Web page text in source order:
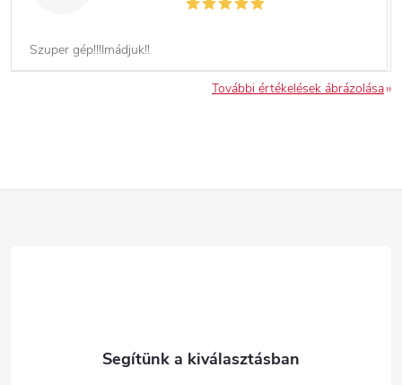
Szuper gép!!!Imádjuk!!
További értékelések ábrázolása